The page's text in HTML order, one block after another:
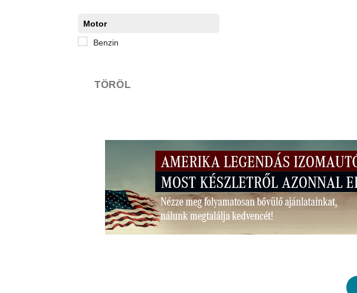
Motor
Benzin
TÖRÖL